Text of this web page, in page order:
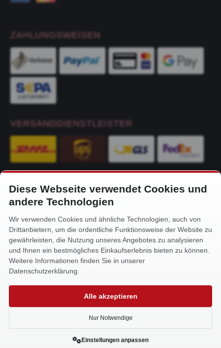
ZAHLUNGSWEISEN
VERSANDDIENSTLEISTER
KONTAKT
Alfa-Service Hurtienne GmbH
Siemensstr. 32
59199 Bönen
+49 (0) 2383 93640
info@alfa-service.com
Whatsapp (no voice calls):
Diese Webseite verwendet Cookies und
andere Technologien
Wir verwenden Cookies und ähnliche Technologien, auch von
Drittanbietern, um die ordentliche Funktionsweise der Website zu
gewährleisten, die Nutzung unseres Angebotes zu analysieren
und Ihnen ein bestmögliches Einkaufserlebnis bieten zu können.
Weitere Informationen finden Sie in unserer
Datenschutzerklärung.
Alle akzeptieren
Nur Notwendige
Einstellungen anpassen